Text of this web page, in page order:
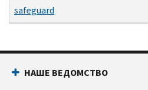
safeguard
НАШЕ ВЕДОМСТВО